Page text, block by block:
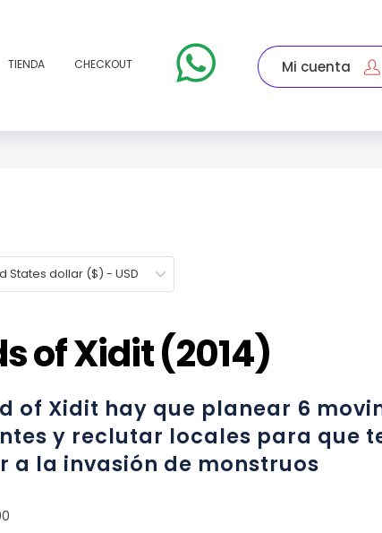
TIENDA CHECKOUT Mi cuenta
of Xidit (2014)
States dollar ($) - USD
of Xidit hay que planear 6
y reclutar locales para que
a la invasión de monstruos